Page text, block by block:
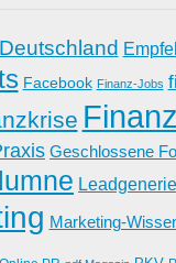
Deutschland
Facebook Finanz-Jobs
Geschlossene
Marketing-